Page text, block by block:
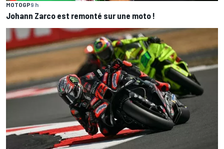
MOTOGP9 h
Johann Zarco est remonté sur une moto !